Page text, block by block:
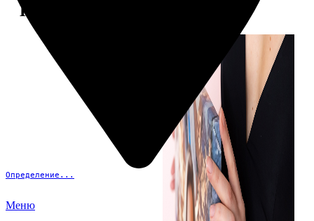
Определение...
Меню
Примеры работ